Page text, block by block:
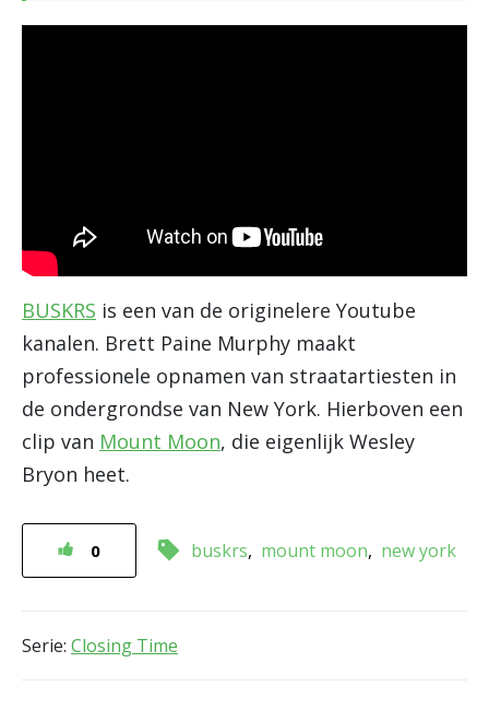
BUSKRS is een van de originelere Youtube
kanalen. Brett Paine Murphy maakt
professionele opnamen van straatartiesten in
de ondergrondse van New York. Hierboven een
clip van Mount Moon, die eigenlijk Wesley
Bryon heet.
0 buskrs mount moon new york
Serie: Closing Time